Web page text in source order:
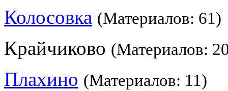
Колосовка (Материалов: 61)
Крайчиково (Материалов:
Плахино (Материалов: 11)